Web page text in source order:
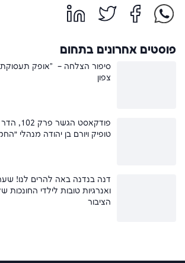
פוסטים אחרונים בתחום
סיפור הצלחה – "אופק
צפון
פודקאסט
טופיק ויורם בן יהודה מנהלי
דנה בנדנה באה להרים לנו!
ואנרגיות טובות לילדי החונכות
הציבור